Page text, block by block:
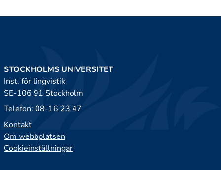
STOCKHOLMS UNIVERSITET
Inst. för lingvistik
SE-106 91 Stockholm
Telefon: 08-16 23 47
Kontakt
Om webbplatsen
Cookieinställningar